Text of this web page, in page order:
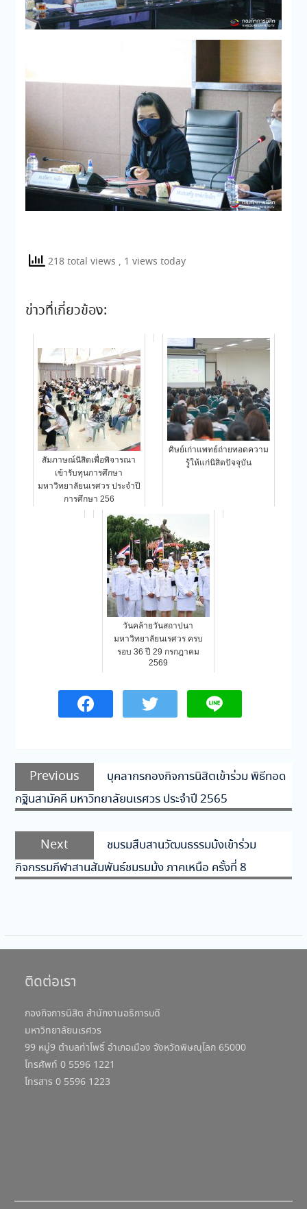
218 total views , 1 views today
ข่าวที่เกี่ยวข้อง:
สัมภาษณ์นิสิตเพื่อพิจารณา
เข้ารับทุนการศึกษา
มหาวิทยาลัยนเรศวร ประจำปี
การศึกษา 256
ศิษย์เก่าแพทย์ถ่ายทอดความ
รู้ให้แก่นิสิตปัจจุบัน
วันคล้ายวันสถาปนา
มหาวิทยาลัยนเรศวร ครบ
รอบ 36 ปี 29 กรกฎาคม
2569
แนะแนว
เรื่อง
Previous
Previous
post:
บุคลากรกองกิจการนิสิตเข้าร่วม พิธีทอด
กฐินสามัคคี มหาวิทยาลัยนเรศวร ประจำปี 2565
Next
Next
post:
ชมรมสืบสานวัฒนธรรมม้งเข้าร่วม
กิจกรรมกีฬาสานสัมพันธ์ชมรมม้ง ภาคเหนือ ครั้งที่ 8
ติดต่อเรา
กองกิจการนิสิต สำนักงานอธิการบดี
มหาวิทยาลัยนเรศวร
99 หมู่9 ตำบลท่าโพธิ์ อำเภอเมือง จังหวัดพิษณุโลก 65000
โทรศัพท์ 0 5596 1221
โทรสาร 0 5596 1223